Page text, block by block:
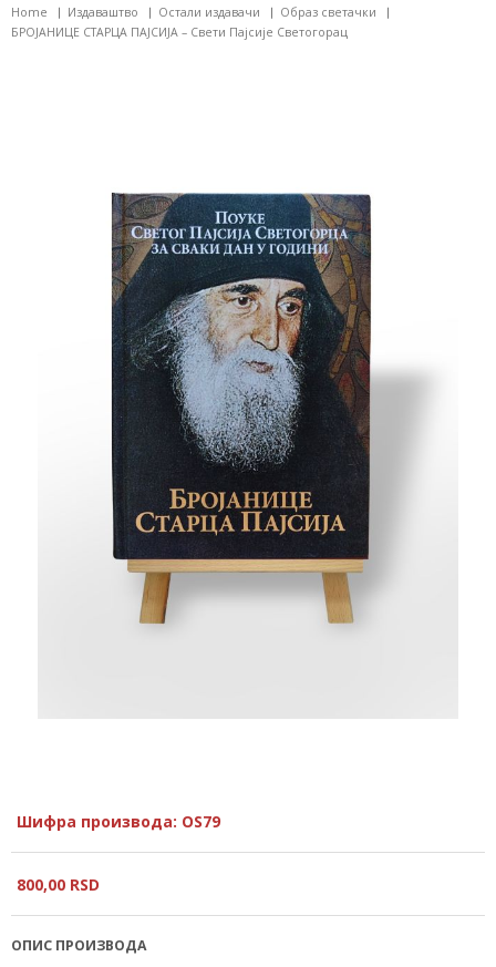
Home Издаваштво Остали издавачи
Образ светачки
БРОЈАНИЦЕ СТАРЦА ПАЈСИЈА – Свети Пајсије Светогорац
Шифра производа: OS79
800,00 RSD
ОПИС ПРОИЗВОДА